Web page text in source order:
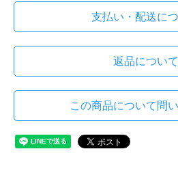
支払い・配送に
返品について
この商品について問